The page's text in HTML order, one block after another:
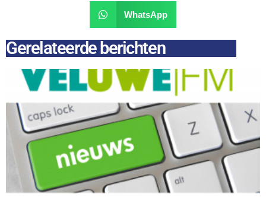
WhatsApp
Gerelateerde berichten